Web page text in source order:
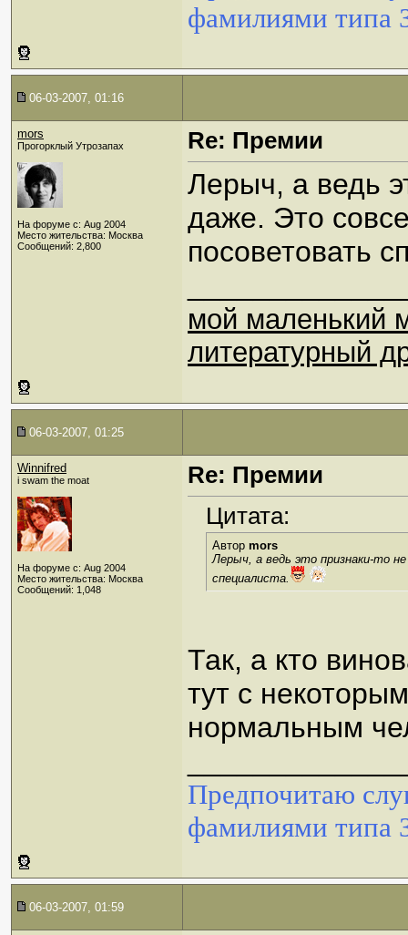
фамилиями типа
06-03-2007, 01:16
mors
Прогорклый Утрозапах
На форуме с: Aug 2004
Место жительства: Москва
Сообщений: 2,800
Re: Премии
Лерыч, а ведь
даже. Это
посоветовать
мой маленький
литературный
06-03-2007, 01:25
Winnifred
i swam the moat
На форуме с: Aug 2004
Место жительства: Москва
Сообщений: 1,048
Re: Премии
Цитата:
Автор mors
Лерыч, а ведь это признаки-то
специалиста.
Так, а кто
тут с
нормальным
Предпочитаю
фамилиями типа
06-03-2007, 01:59